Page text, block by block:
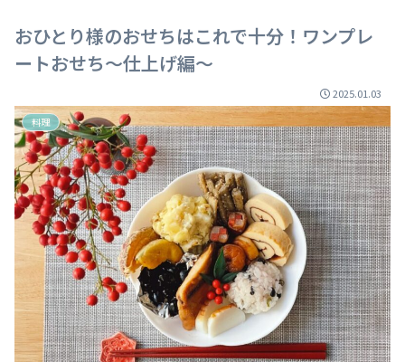
おひとり様のおせちはこれで十分！ワンプレ
ートおせち～仕上げ編～
2025.01.03
料理